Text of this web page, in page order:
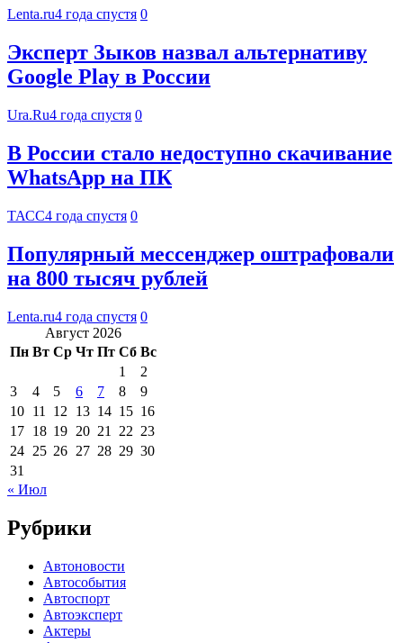
Lenta.ru4 года спустя 0
Эксперт Зыков назвал альтернативу
Google Play в России
Ura.Ru4 года спустя 0
В России стало недоступно скачивание
WhatsApp на ПК
ТАСС4 года спустя 0
Популярный мессенджер оштрафовали
на 800 тысяч рублей
Lenta.ru4 года спустя 0
Август 2026
Пн Вт Ср Чт Пт Сб Вс
1
2
3
4 5 6 7 8
9
10 11 12 13 14 15 16
17 18 19 20 21 22 23
24 25 26 27 28 29 30
31
« Июл
Рубрики
Автоновости
Автособытия
Автоспорт
Автоэксперт
Актеры